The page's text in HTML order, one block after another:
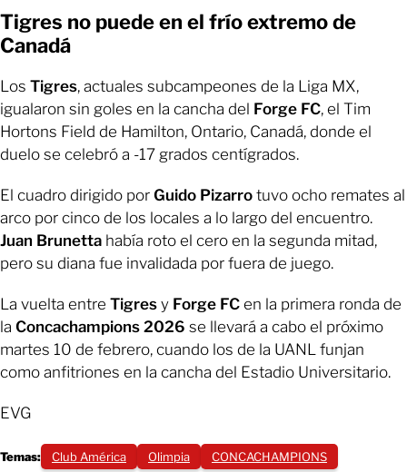
Tigres no puede en el frío extremo de
Canadá
Los Tigres, actuales subcampeones de la Liga MX,
igualaron sin goles en la cancha del Forge FC, el Tim
Hortons Field de Hamilton, Ontario, Canadá, donde el
duelo se celebró a -17 grados centígrados.
El cuadro dirigido por Guido Pizarro tuvo ocho remates al
arco por cinco de los locales a lo largo del encuentro.
Juan Brunetta había roto el cero en la segunda mitad,
pero su diana fue invalidada por fuera de juego.
La vuelta entre Tigres y Forge FC en la primera ronda de
la Concachampions 2026 se llevará a cabo el próximo
martes 10 de febrero, cuando los de la UANL funjan
como anfitriones en la cancha del Estadio Universitario.
EVG
Temas: Club América Olimpia CONCACHAMPIONS